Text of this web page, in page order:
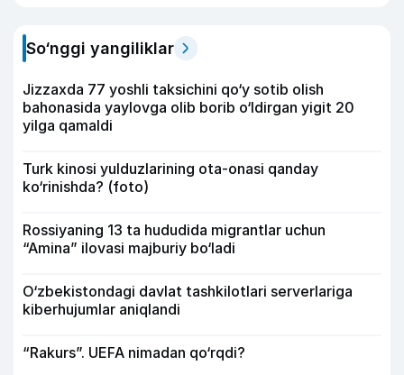
So‘nggi yangiliklar
Jizzaxda 77 yoshli taksichini qo‘y sotib olish
bahonasida yaylovga olib borib o‘ldirgan yigit 20
yilga qamaldi
Turk kinosi yulduzlarining ota-onasi qanday
ko‘rinishda? (foto)
Rossiyaning 13 ta hududida migrantlar uchun
“Amina” ilovasi majburiy bo‘ladi
O‘zbekistondagi davlat tashkilotlari serverlariga
kiberhujumlar aniqlandi
“Rakurs”. UEFA nimadan qo‘rqdi?